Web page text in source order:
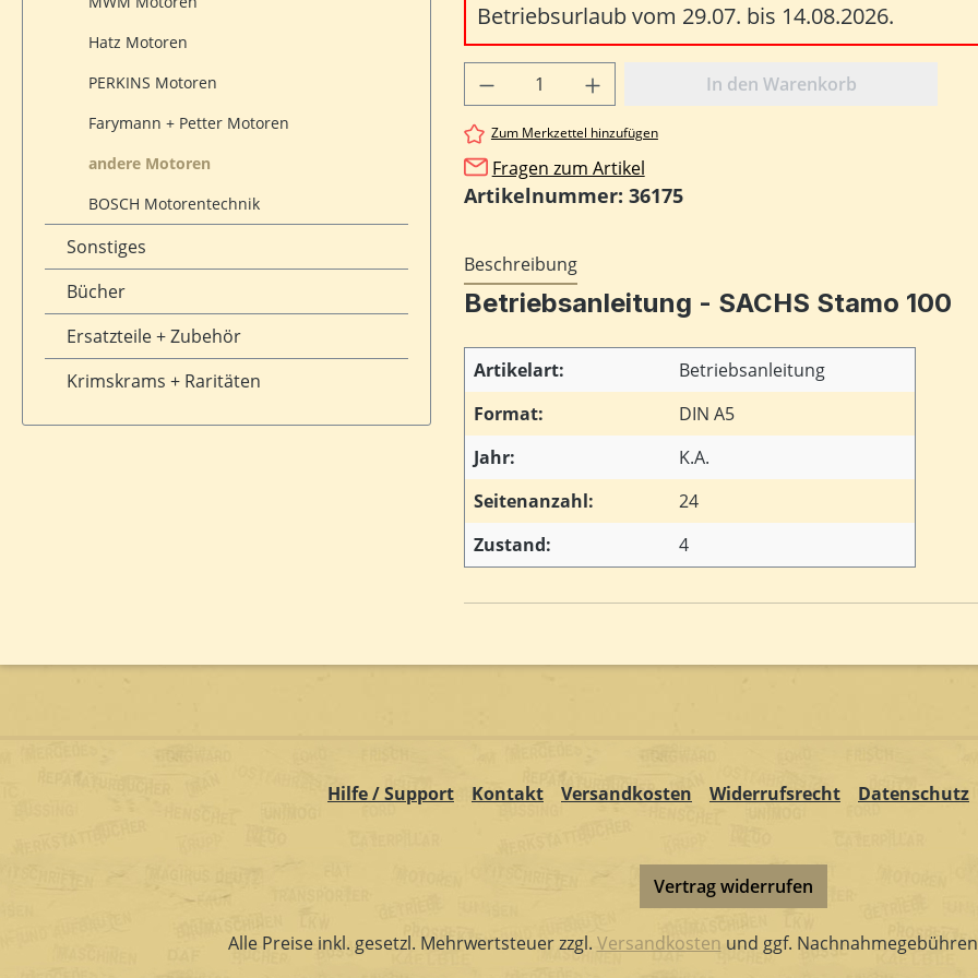
Hatz Motoren
PERKINS Motoren
Farymann + Petter Motoren
andere Motoren
BOSCH Motorentechnik
Sonstiges
Bücher
Ersatzteile + Zubehör
Krimskrams + Raritäten
Betriebsurlaub vom 29.07. bis 14.08.2026.
Produkt Anzahl: Gib den gewünschten
In den Warenkorb
Zum Merkzettel hinzufügen
Fragen zum Artikel
Artikelnummer: 36175
Beschreibung
Betriebsanleitung - SACHS Stamo 100
Artikelart:
Betriebsanleitung
Format:
DIN A5
Jahr:
K.A.
Seitenanzahl:
24
Zustand:
4
Hilfe / Support Kontakt Versandkosten Widerrufsrecht Datenschutz
Vertrag widerrufen
Alle Preise inkl. gesetzl. Mehrwertsteuer zzgl. Versandkosten und ggf.